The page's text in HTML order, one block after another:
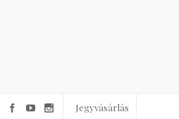
Jegyvásárlás